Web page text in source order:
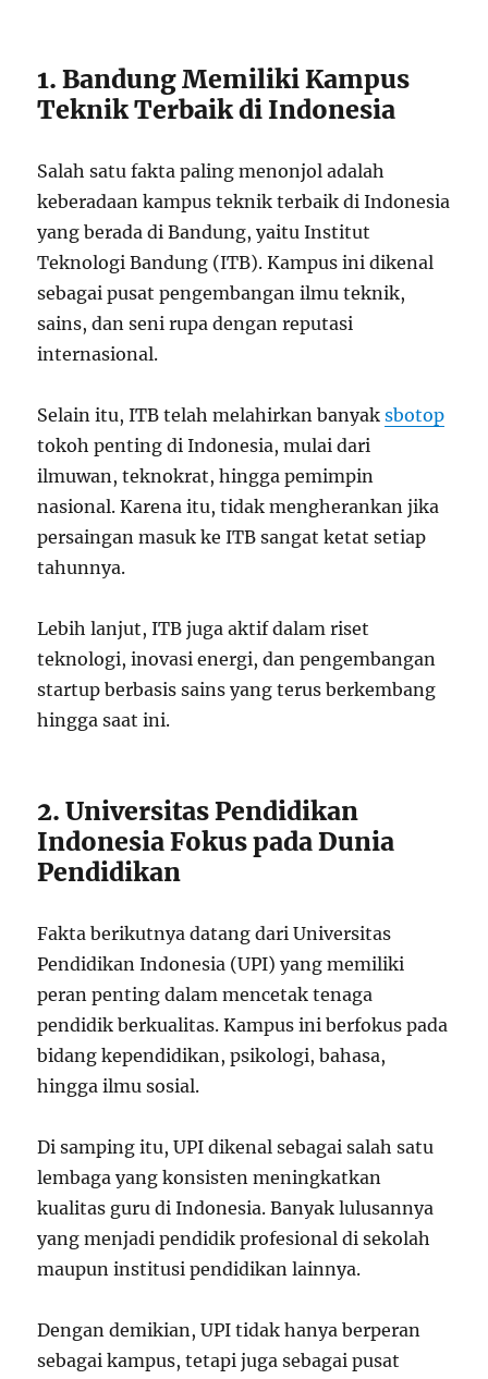
1. Bandung Memiliki Kampus
Teknik Terbaik di Indonesia
Salah satu fakta paling menonjol adalah
keberadaan kampus teknik terbaik di Indonesia
yang berada di Bandung, yaitu Institut
Teknologi Bandung (ITB). Kampus ini dikenal
sebagai pusat pengembangan ilmu teknik,
sains, dan seni rupa dengan reputasi
internasional.
Selain itu, ITB telah melahirkan banyaksbotop
tokoh penting di Indonesia, mulai dari
ilmuwan, teknokrat, hingga pemimpin
nasional. Karena itu, tidak mengherankan jika
persaingan masuk ke ITB sangat ketat setiap
tahunnya.
Lebih lanjut, ITB juga aktif dalam riset
teknologi, inovasi energi, dan pengembangan
startup berbasis sains yang terus berkembang
hingga saat ini.
2. Universitas Pendidikan
Indonesia Fokus pada Dunia
Pendidikan
Fakta berikutnya datang dari Universitas
Pendidikan Indonesia (UPI) yang memiliki
peran penting dalam mencetak tenaga
pendidik berkualitas. Kampus ini berfokus pada
bidang kependidikan, psikologi, bahasa,
hingga ilmu sosial.
Di samping itu, UPI dikenal sebagai salah satu
lembaga yang konsisten meningkatkan
kualitas guru di Indonesia. Banyak lulusannya
yang menjadi pendidik profesional di sekolah
maupun institusi pendidikan lainnya.
Dengan demikian, UPI tidak hanya berperan
sebagai kampus, tetapi juga sebagai pusat